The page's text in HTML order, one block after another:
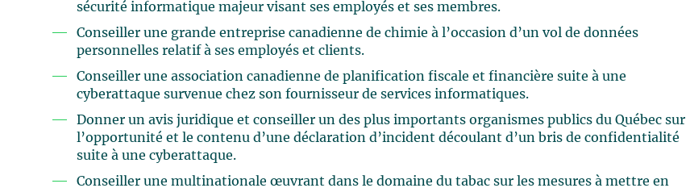
sécurité informatique majeur visant ses employés et ses membres.
Conseiller une grande entreprise canadienne de chimie à l’occasion d’un vol de données
personnelles relatif à ses employés et clients.
Conseiller une association canadienne de planification fiscale et financière suite à une
cyberattaque survenue chez son fournisseur de services informatiques.
Donner un avis juridique et conseiller un des plus importants organismes publics du Québec sur
l’opportunité et le contenu d’une déclaration d’incident découlant d’un bris de confidentialité
suite à une cyberattaque.
Conseiller une multinationale œuvrant dans le domaine du tabac sur les mesures à mettre en